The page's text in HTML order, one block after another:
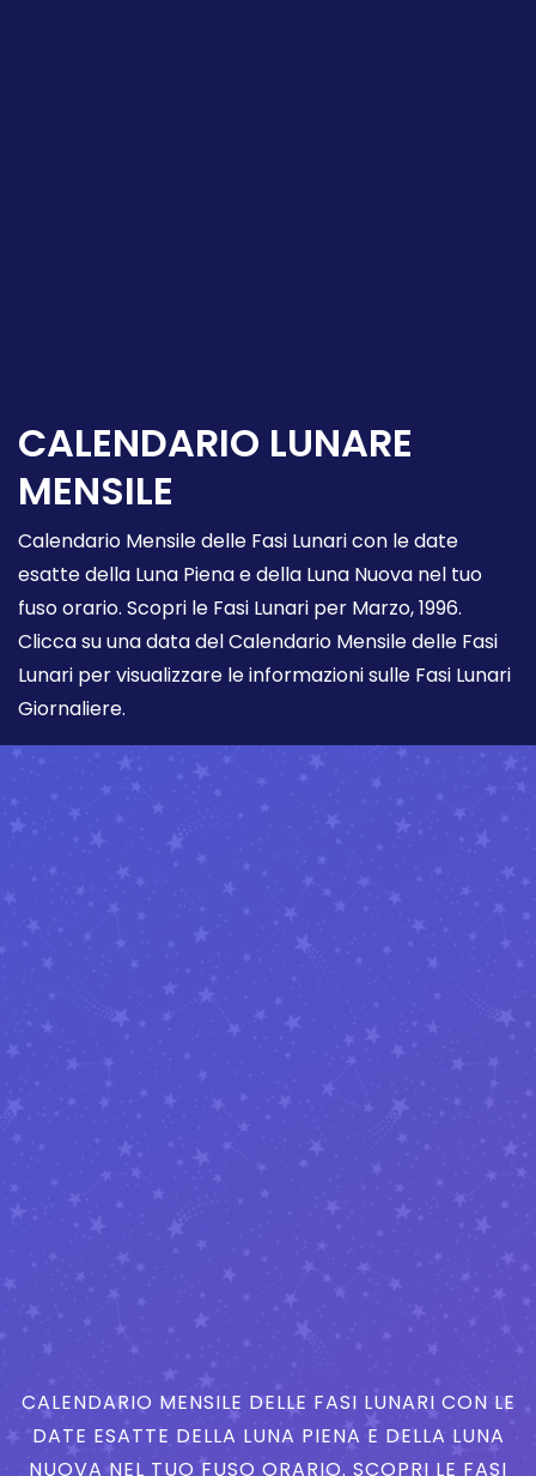
CALENDARIO LUNARE
MENSILE
Calendario Mensile delle Fasi Lunari con le date
esatte della Luna Piena e della Luna Nuova nel tuo
fuso orario. Scopri le Fasi Lunari per Marzo, 1996.
Clicca su una data del Calendario Mensile delle Fasi
Lunari per visualizzare le informazioni sulle Fasi Lunari
Giornaliere.
CALENDARIO MENSILE DELLE FASI LUNARI CON LE
DATE ESATTE DELLA LUNA PIENA E DELLA LUNA
NUOVA NEL TUO FUSO ORARIO. SCOPRI LE FASI